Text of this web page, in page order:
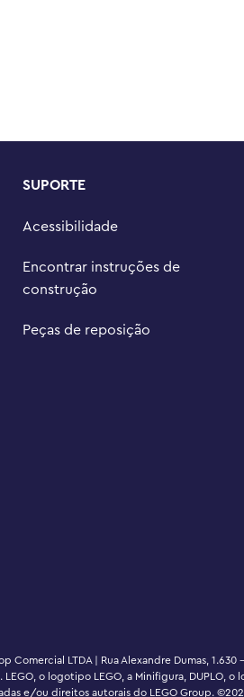
SUPORTE
Acessibilidade
Encontrar instruções de
construção
Peças de reposição
LTDA | Rua Alexandre Dumas,
o logotipo LEGO, a Minifigura, DUPLO,
e/ou direitos autorais do LEGO Group.